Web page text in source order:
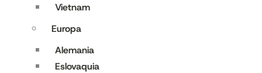
Vietnam
Europa
Alemania
Eslovaquia